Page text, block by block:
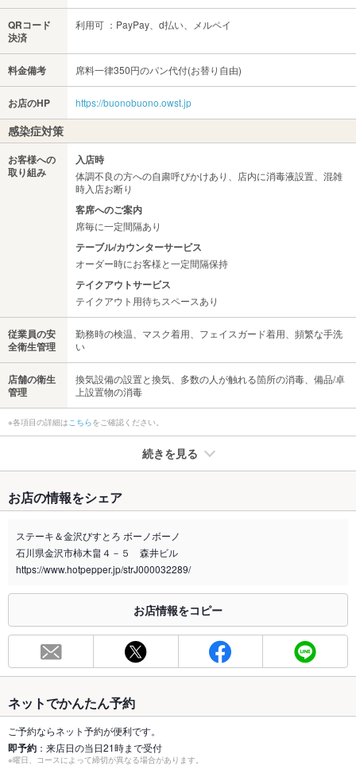
QRコード
決済
利用可 ：PayPay、d払い、メルペイ
料金備考 席料一律350円のパン代付(お替り自由)
お店のHP https://buonobuono.owst.jp
感染症対策
お客様への
取り組み
入店時
体調不良の方への自粛呼びかけあり、店内に消毒液設置、混雑
時入店お断り
客席へのご案内
席毎に一定間隔あり
テーブル/カウンターサービス
オーダー時にお客様と一定間隔保持
テイクアウトサービス
テイクアウト用待ちスペースあり
従業員の安
全衛生管理
勤務時の検温、マスク着用、フェイスガード着用、頻繁な手洗
い
店舗の衛生
管理
換気設備の設置と換気、多数の人が触れる箇所の消毒、備品/卓
上設置物の消毒
※各項目の詳細は こちらをご確認ください。
続きを見る
禁煙・喫煙
全席禁煙
喫煙専用室 あり
合わせください。
お席
66席(1F：カウンター席、テーブル席/ 2F：パーティールーム)
容人数
50名様）)
個室
なし ：8～12名様の個室1室（少人数時はお断りする事がござい
ます）
お店の情報をシェア
ステーキ＆金沢びすとろ ボーノボーノ
石川県金沢市柿木畠４－５ 森井ビル
https://www.hotpepper.jp/strJ000032289/
お店情報をコピー
ネットでかんたん予約
ご予約ならネット予約が便利です。
即予約 ：来店日の当日21時まで受付
※曜日、コースによって締切が異なる場合があります。